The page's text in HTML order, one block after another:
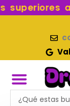
Ir
a
Search